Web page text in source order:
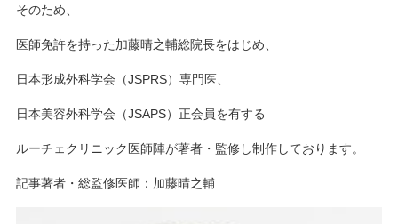
そのため、
医師免許を持った加藤晴之輔総院長をはじめ、
日本形成外科学会（JSPRS）専門医、
日本美容外科学会（JSAPS）正会員を有する
ルーチェクリニック医師陣が著者・監修し制作しております。
記事著者・総監修医師：加藤晴之輔